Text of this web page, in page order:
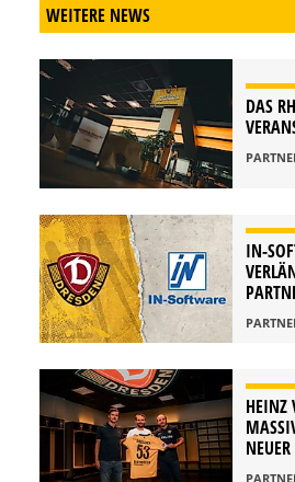
WEITERE NEWS
DAS
IN-
HEINZ